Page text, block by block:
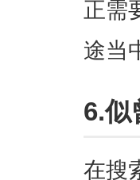
正需
途当
6.似
在搜